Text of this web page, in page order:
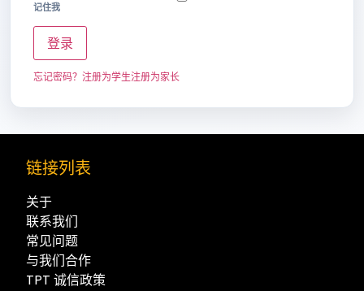
记住我
登录
忘记密码？ 注册为学生注册为家长
链接列表
关于
联系我们
常见问题
与我们合作
TPT 诚信政策